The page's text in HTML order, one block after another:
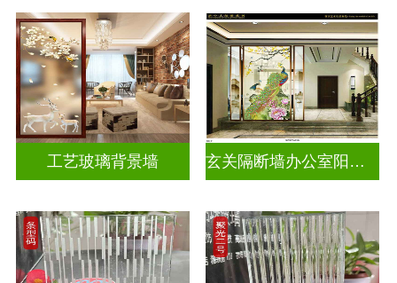
工艺玻璃背景墙 玄关隔断墙办公室阳台挡门山水画背景墙玻璃